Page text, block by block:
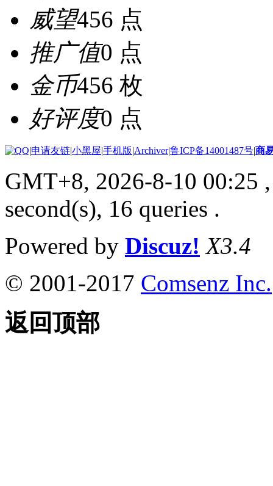
威望456 点
推广值0 点
金币456 枚
好评度0 点
|申请友链|小黑屋|手机版|Archiver|鲁ICP备14001487号|商
GMT+8, 2026-8-10 00:25
second(s), 16 queries .
Powered by Discuz! X3.4
© 2001-2017 Comsenz Inc.
返回顶部